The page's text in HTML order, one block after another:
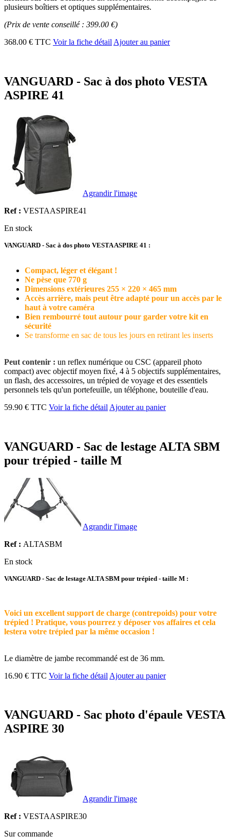
plusieurs boîtiers et optiques supplémentaires.
(Prix de vente conseillé : 399.00 €)
368.00 € TTC Voir la fiche détail Ajouter au panier
VANGUARD - Sac à dos photo VESTA
ASPIRE 41
Agrandir l'image
Ref : VESTAASPIRE41
En stock
VANGUARD - Sac à dos photo VESTA ASPIRE 41 :
Compact, léger et élégant !
Ne pèse que 770 g
Dimensions extérieures 255 × 220 × 465 mm
Accès arrière, mais peut être adapté pour un accès par le
haut à votre caméra
Bien rembourré tout autour pour garder votre kit en
sécurité
Se transforme en sac de tous les jours en retirant les inserts
Peut contenir : un reflex numérique ou CSC (appareil photo
compact) avec objectif moyen fixé, 4 à 5 objectifs supplémentaires,
un flash, des accessoires, un trépied de voyage et des essentiels
personnels tels qu'un portefeuille, un téléphone, bouteille d'eau.
59.90 € TTC Voir la fiche détail Ajouter au panier
VANGUARD - Sac de lestage ALTA SBM
pour trépied - taille M
Agrandir l'image
Ref : ALTASBM
En stock
VANGUARD - Sac de lestage ALTA SBM pour trépied - taille M :
Voici un excellent support de charge (contrepoids) pour votre
trépied ! Pratique, vous pourrez y déposer vos affaires et cela
lestera votre trépied par la même occasion !
Le diamètre de jambe recommandé est de 36 mm.
16.90 € TTC Voir la fiche détail Ajouter au panier
VANGUARD - Sac photo d'épaule VESTA
ASPIRE 30
Agrandir l'image
Ref : VESTAASPIRE30
Sur commande